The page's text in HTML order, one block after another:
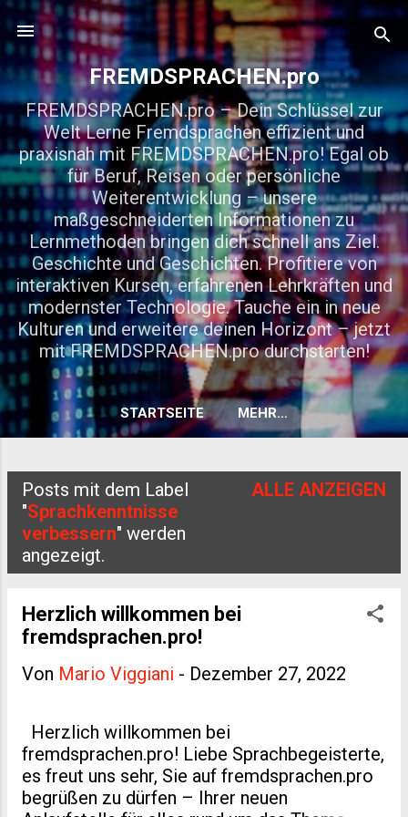
Direkt zum Hauptbereich
FREMDSPRACHEN.pro
FREMDSPRACHEN.pro – Dein Schlüssel zur
Welt Lerne Fremdsprachen effizient und
praxisnah mit FREMDSPRACHEN.pro! Egal ob
für Beruf, Reisen oder persönliche
Weiterentwicklung – unsere
maßgeschneiderten Informationen zu
Lernmethoden bringen dich schnell ans Ziel.
Geschichte und Geschichten. Profitiere von
interaktiven Kursen, erfahrenen Lehrkräften und
modernster Technologie. Tauche ein in neue
Kulturen und erweitere deinen Horizont – jetzt
mit FREMDSPRACHEN.pro durchstarten!
STARTSEITE MEHR…
P
s
Posts mit dem Label
"Sprachkenntnisse
verbessern" werden
angezeigt.
ALLE ANZEIGEN
Herzlich willkommen bei
fremdsprachen.pro!
Von Mario Viggiani - Dezember 27, 2022
Herzlich willkommen bei
fremdsprachen.pro! Liebe Sprachbegeisterte,
es freut uns sehr, Sie auf fremdsprachen.pro
begrüßen zu dürfen – Ihrer neuen